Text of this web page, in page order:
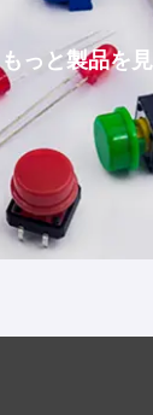
もっと製品を